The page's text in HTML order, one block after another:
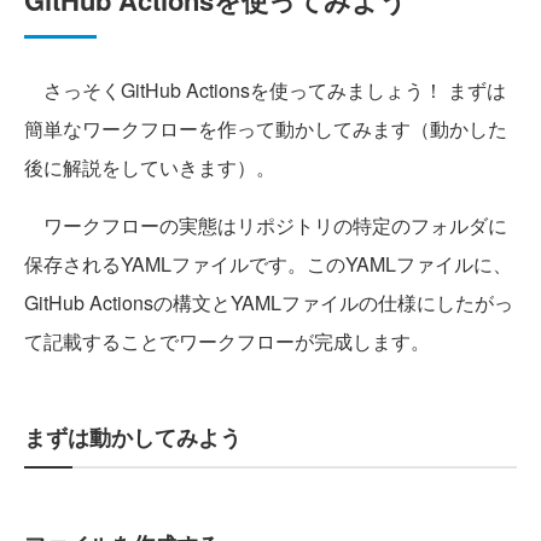
さっそくGitHub Actionsを使ってみましょう！ まずは
簡単なワークフローを作って動かしてみます（動かした
後に解説をしていきます）。
ワークフローの実態はリポジトリの特定のフォルダに
保存されるYAMLファイルです。このYAMLファイルに、
GitHub Actionsの構文とYAMLファイルの仕様にしたがっ
て記載することでワークフローが完成します。
まずは動かしてみよう